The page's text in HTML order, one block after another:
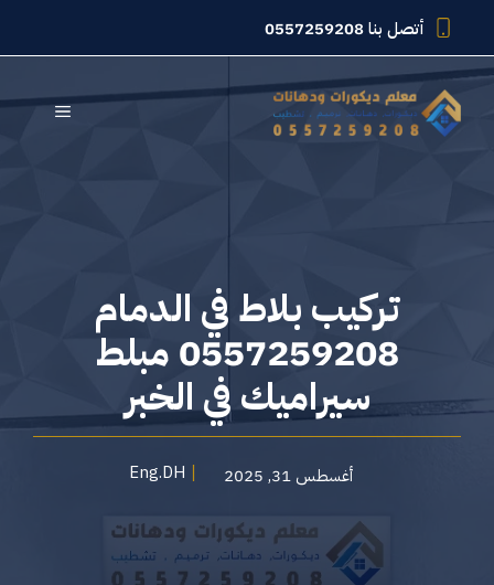
المحتوى
أتصل بنا0557259208
القائمة
تركيب بلاط في الدمام
0557259208 مبلط
سيراميك في الخبر
أغسطس 31, 2025 Eng.DH